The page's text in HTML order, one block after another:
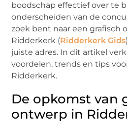
boodschap effectief over te
onderscheiden van de
zoek bent naar een grafisch
Ridderkerk (Ridderkerk Gids
juiste adres. In dit artikel
voordelen, trends en tips
Ridderkerk.
De opkomst van
ontwerp in